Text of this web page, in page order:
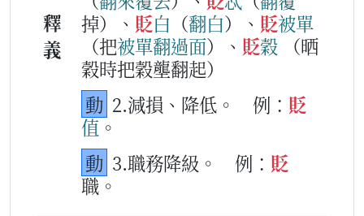
釋
義
掉）、 貶白 （翻白）、 貶被單
（把被單翻過面）、 貶穀
（晒
穀時把穀壟翻起）
動 2.減損、降低。 例： 貶
值。
動 3.職務降級。 例： 貶
職。